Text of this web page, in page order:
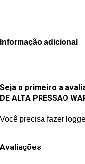
Informação adicional
Avaliações
Seja o primeiro a
DE ALTA PRESSAO
Você precisa fazer